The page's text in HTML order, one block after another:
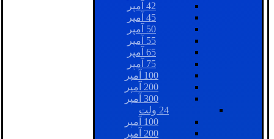
42 آمپر
45 آمپر
50 آمپر
55 آمپر
65 آمپر
75 آمپر
100 آمپر
200 آمپر
300 آمپر
24 ولت
100 آمپر
200 آمپر